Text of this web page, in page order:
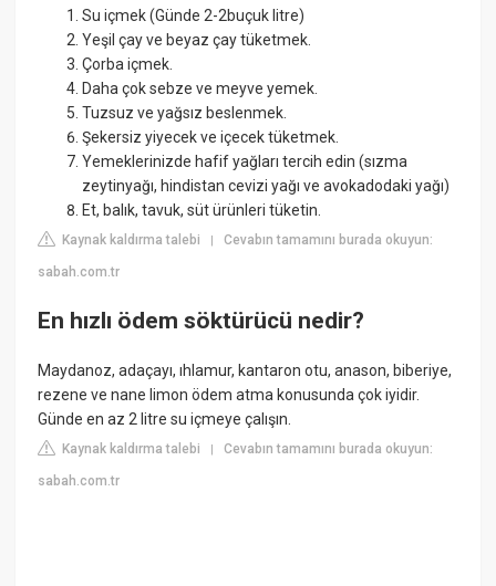
Su içmek (Günde 2-2buçuk litre)
Yeşil çay ve beyaz çay tüketmek.
Çorba içmek.
Daha çok sebze ve meyve yemek.
Tuzsuz ve yağsız beslenmek.
Şekersiz yiyecek ve içecek tüketmek.
Yemeklerinizde hafif yağları tercih edin (sızma
zeytinyağı, hindistan cevizi yağı ve avokadodaki yağı)
Et, balık, tavuk, süt ürünleri tüketin.
Kaynak kaldırma talebi |Cevabın tamamını burada okuyun:
sabah.com.tr
En hızlı ödem söktürücü nedir?
Maydanoz, adaçayı, ıhlamur, kantaron otu, anason, biberiye,
rezene ve nane limon ödem atma konusunda çok iyidir.
Günde en az 2 litre su içmeye çalışın.
Kaynak kaldırma talebi |Cevabın tamamını burada okuyun:
sabah.com.tr